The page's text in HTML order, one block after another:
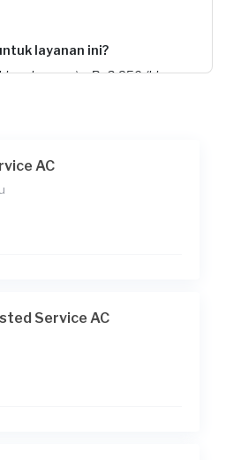
layanan ini?
layanan) + Rp3.850 (biaya
AC
Service AC